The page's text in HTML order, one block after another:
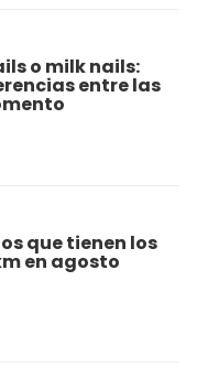
o milk nails:
entre las
que tienen los
en agosto